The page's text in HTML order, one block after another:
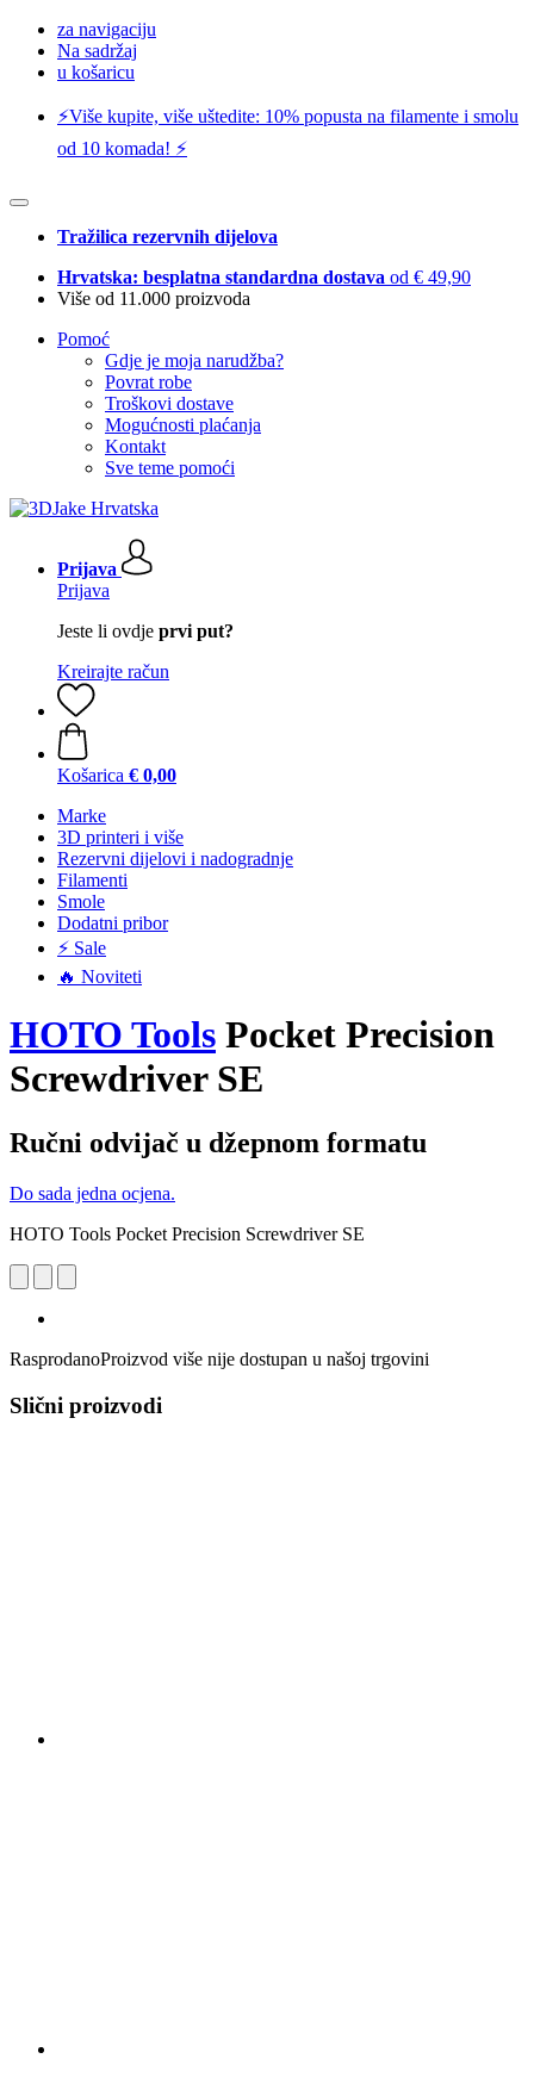
za navigaciju
Na sadržaj
u košaricu
⚡️Više kupite, više uštedite: 10% popusta na filamente i smolu
od 10 komada! ⚡️
Tražilica rezervnih dijelova
Hrvatska: besplatna standardna dostava od € 49,90
Više od 11.000 proizvoda
Pomoć
Gdje je moja narudžba?
Povrat robe
Troškovi dostave
Mogućnosti plaćanja
Kontakt
Sve teme pomoći
Prijava
Prijava
Jeste li ovdje prvi put?
Kreirajte račun
Košarica € 0,00
Marke
3D printeri i više
Rezervni dijelovi i nadogradnje
Filamenti
Smole
Dodatni pribor
⚡ Sale
🔥 Noviteti
HOTO Tools Pocket Precision
Screwdriver SE
Ručni odvijač u džepnom formatu
Do sada jedna ocjena.
HOTO Tools Pocket Precision Screwdriver SE
RasprodanoProizvod više nije dostupan u našoj trgovini
Slični proizvodi